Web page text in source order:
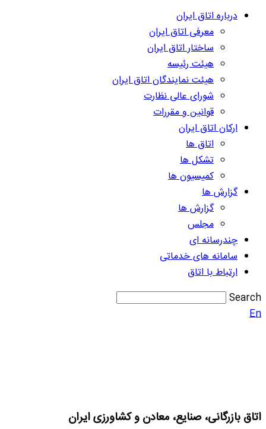
درباره اتاق ایران
معرفی اتاق ایران
ساختار اتاق ایران
هیئت رئیسه
هیئت نمایندگان اتاق ایران
شورای عالی نظارت
قوانین و مقررات
ارکان اتاق ایران
اتاق ها
تشکل ها
کمیسیون ها
گزارش ها
گزارش ها
مجلس
چندرسانه ای
سامانه های خدماتی
ارتباط با اتاق
Search
En
اتاق بازرگانی، صنایع، معادن و کشاورزی ایران